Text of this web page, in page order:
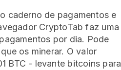
caderno de pagamentos e
CryptoTab faz uma
por dia. Pode
os minerar. O valor
BTC - levante bitcoins para